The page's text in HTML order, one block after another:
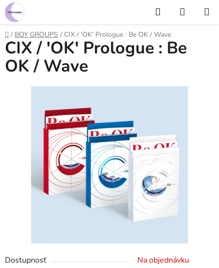
Prejsť
na
obsah
Hľadať
KOŠÍK
Domov
/ BOY GROUPS / CIX / 'OK' Prologue : Be OK / Wave
Dostupnosť
Na objednávku
CIX / 'OK' Prologue : Be
OK / Wave